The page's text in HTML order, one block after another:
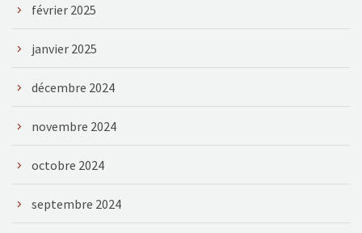
février 2025
janvier 2025
décembre 2024
novembre 2024
octobre 2024
septembre 2024